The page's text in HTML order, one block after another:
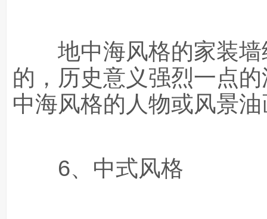
地中海风格的家装墙
的，历史意义强烈一点
中海风格的人物或风景
6、中式风格